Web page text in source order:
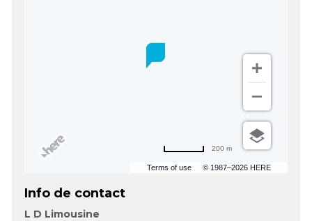
Terms of use © 1987–2026 HERE
200 m
Info de contact
L D Limousine